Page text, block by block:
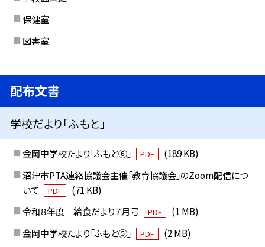
保健室
図書室
配布文書
学校だより「ふもと」
金岡中学校たより「ふもと⑥」 PDF
(189 KB)
沼津市PTA連絡協議会主催「教育協議会」のZoom配信につ
いて
PDF
(71 KB)
令和８年度 給食だより７月号
PDF
(1 MB)
金岡中学校たより「ふもと⑤」
PDF
(2 MB)